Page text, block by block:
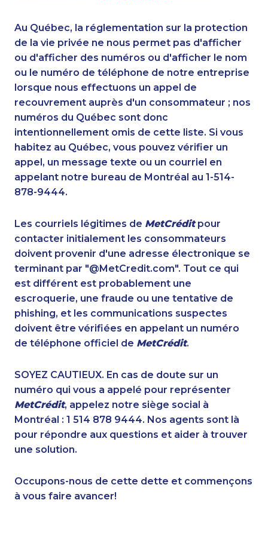
1-416-234-3960
1-416-907-3061
1-778-401-7354
1-905-233-2365
1-780-425-6331
1-902-482-2173
1-778-401-2217
1-418-480-9098
1-778-401-7398
1-438-230-1358
1-778-401-2178
1-587-319-2157
1-866-878-9018
1-778-401-2209
1-780-936-8234
1-514-788-7630
1-778-401-2190
1-587-328-6604
1-587-328-6532
1-438-289-3503
1-778-662-5025
1-514-798-8830
1-780-423-5707
1-587-316-3325
1-587-316-3437
1-905-288-1050
1-902-482-9169
1-780-900-8869
1-438-289-3579
1-587-319-2122
1-778-589-7223
1-250-244-3595
1-647-557-3693
1-587-319-2125
1-587-316-3444
1-647-361-8593
1-647-694-6076
1-587-319-2121
1-403-306-0433
1-416-244-7901
1-587-880-2016
1-438-230-2032
1-647-715-9373
1-877-788-1756
1-604-639-0578
1-902-401-4987
1-778-589-5287
Au Québec, la réglementation sur la protection
de la vie privée ne nous permet pas d'afficher
ou d'afficher des numéros ou d'afficher le nom
ou le numéro de téléphone de notre entreprise
lorsque nous effectuons un appel de
recouvrement auprès d'un consommateur ; nos
numéros du Québec sont donc
intentionnellement omis de cette liste. Si vous
habitez au Québec, vous pouvez vérifier un
appel, un message texte ou un courriel en
appelant notre bureau de Montréal au 1-514-
878-9444.
Les courriels légitimes de MetCréditpour
contacter initialement les consommateurs
doivent provenir d'une adresse électronique se
terminant par "@MetCredit.com". Tout ce qui
est différent est probablement une
escroquerie, une fraude ou une tentative de
phishing, et les communications suspectes
doivent être vérifiées en appelant un numéro
de téléphone officiel de MetCrédit.
SOYEZ CAUTIEUX. En cas de doute sur un
numéro qui vous a appelé pour représenter
MetCrédit, appelez notre siège social à
Montréal : 1 514 878 9444. Nos agents sont là
pour répondre aux questions et aider à trouver
une solution.
Occupons-nous de cette dette et commençons
à vous faire avancer!